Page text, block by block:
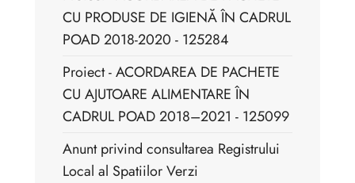
CU PRODUSE DE IGIENĂ ÎN CADRUL
POAD 2018-2020 - 125284
Proiect - ACORDAREA DE PACHETE
CU AJUTOARE ALIMENTARE ÎN
CADRUL POAD 2018–2021 - 125099
Anunt privind consultarea Registrului
Local al Spatiilor Verzi